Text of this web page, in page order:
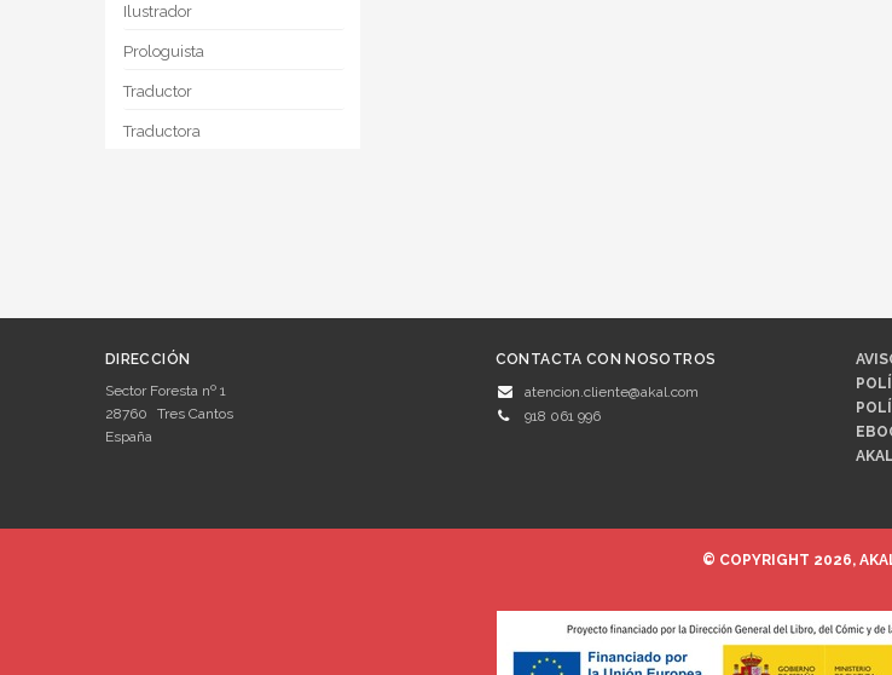
Ilustrador
Prologuista
Traductor
Traductora
DIRECCIÓN
Sector Foresta nº 1
28760
Tres Cantos
España
CONTACTA CON NOSOTROS
atencion.cliente@akal.com
918 061 996
© COPYRIGHT 2026,